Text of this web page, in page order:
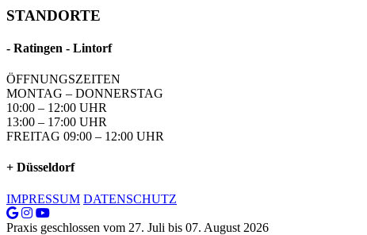
STANDORTE
- Ratingen - Lintorf
ÖFFNUNGSZEITEN
MONTAG – DONNERSTAG
10:00 – 12:00 UHR
13:00 – 17:00 UHR
FREITAG 09:00 – 12:00 UHR
+ Düsseldorf
IMPRESSUM DATENSCHUTZ
Praxis geschlossen vom 27. Juli bis 07. August 2026